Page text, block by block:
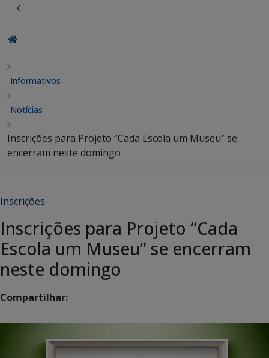
Informativos
Notícias
Inscrições para Projeto “Cada Escola um Museu” se
encerram neste domingo
Inscrições
Inscrições para Projeto “Cada
Escola um Museu” se encerram
neste domingo
Compartilhar: